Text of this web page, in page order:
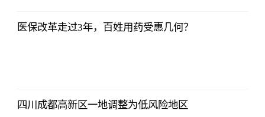
医保改革走过3年，百姓用药受惠几何？
四川成都高新区一地调整为低风险地区